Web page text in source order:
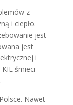
z
i ciepło.
jest
jest
i
śmieci
Nawet